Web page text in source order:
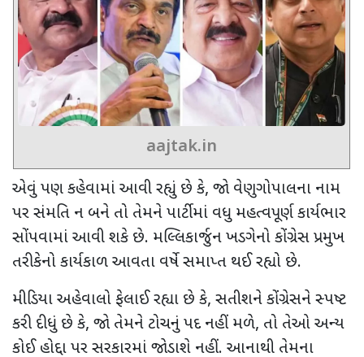
aajtak.in
એવું પણ કહેવામાં આવી રહ્યું છે કે, જો વેણુગોપાલના નામ
પર સંમતિ ન બને તો તેમને પાર્ટીમાં વધુ મહત્વપૂર્ણ કાર્યભાર
સોંપવામાં આવી શકે છે. મલ્લિકાર્જુન ખડગેનો કોંગ્રેસ પ્રમુખ
તરીકેનો કાર્યકાળ આવતા વર્ષે સમાપ્ત થઈ રહ્યો છે.
મીડિયા અહેવાલો ફેલાઈ રહ્યા છે કે, સતીશને કોંગ્રેસને સ્પષ્ટ
કરી દીધું છે કે, જો તેમને ટોચનું પદ નહીં મળે, તો તેઓ અન્ય
કોઈ હોદ્દા પર સરકારમાં જોડાશે નહીં. આનાથી તેમના